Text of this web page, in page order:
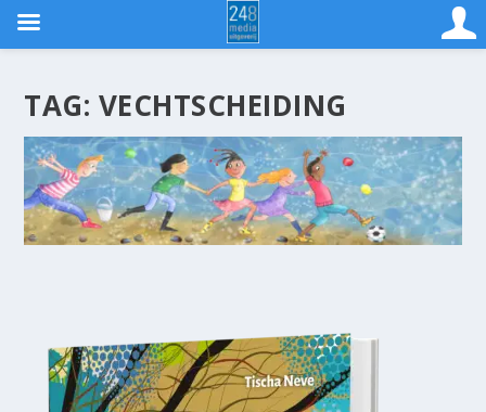
TAG: VECHTSCHEIDING